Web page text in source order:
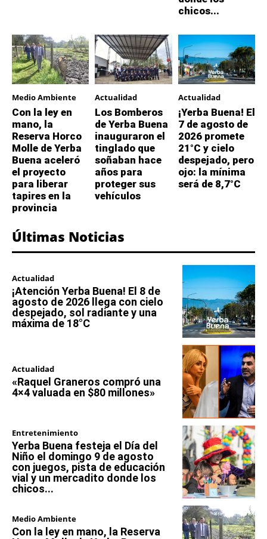
chicos...
Medio Ambiente
Con la ley en
mano, la
Reserva Horco
Molle de Yerba
Buena aceleró
el proyecto
para liberar
tapires en la
provincia
Actualidad
Los Bomberos
de Yerba Buena
inauguraron el
tinglado que
soñaban hace
años para
proteger sus
vehículos
Actualidad
¡Yerba Buena! El
7 de agosto de
2026 promete
21°C y cielo
despejado, pero
ojo: la mínima
será de 8,7°C
Últimas Noticias
Actualidad
¡Atención Yerba Buena! El 8 de
agosto de 2026 llega con cielo
despejado, sol radiante y una
máxima de 18°C
Actualidad
«Raquel Graneros compró una
4×4 valuada en $80 millones»
Entretenimiento
Yerba Buena festeja el Día del
Niño el domingo 9 de agosto
con juegos, pista de educación
vial y un mercadito donde los
chicos...
Medio Ambiente
Con la ley en mano, la Reserva